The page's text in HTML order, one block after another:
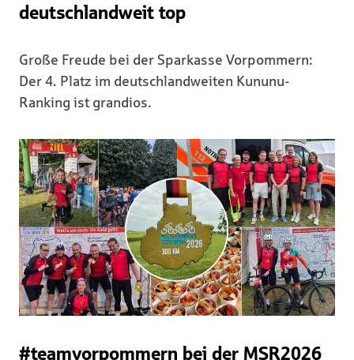
deutschlandweit top
Große Freude bei der Sparkasse Vorpommern:
Der 4. Platz im deutschlandweiten Kununu-
Ranking ist grandios.
#teamvorpommern bei der MSR2026